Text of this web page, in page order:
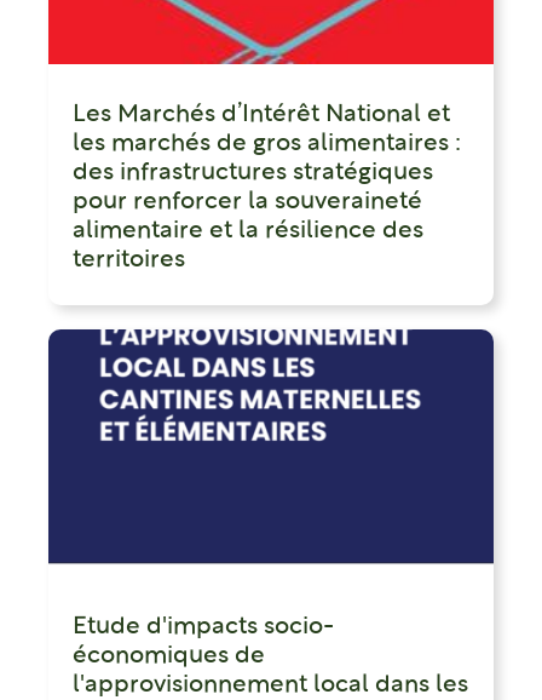
Les Marchés d’Intérêt National et
les marchés de gros alimentaires :
des infrastructures stratégiques
pour renforcer la souveraineté
alimentaire et la résilience des
territoires
Etude d'impacts socio-
économiques de
l'approvisionnement local dans les